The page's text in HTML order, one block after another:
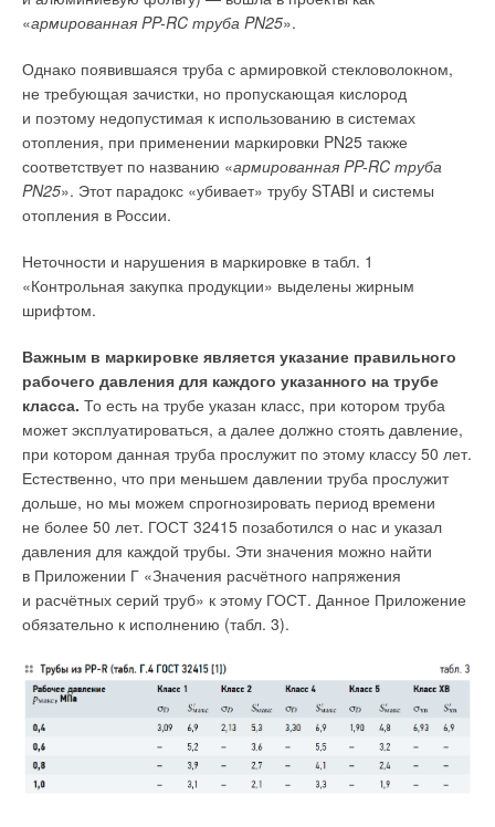
«армированная PP-RC труба PN25».
Однако появившаяся труба с армировкой стекловолокном,
не требующая зачистки, но пропускающая кислород
и поэтому недопустимая к использованию в системах
отопления, при применении маркировки PN25 также
соответствует по названию «армированная PP-RC труба
PN25». Этот парадокс «убивает» трубу STABI и системы
отопления в России.
Неточности и нарушения в маркировке в табл. 1
«Контрольная закупка продукции» выделены жирным
шрифтом.
Важным в маркировке является указание правильного
рабочего давления для каждого указанного на трубе
класса. То есть на трубе указан класс, при котором труба
может эксплуатироваться, а далее должно стоять давление,
при котором данная труба прослужит по этому классу 50 лет.
Естественно, что при меньшем давлении труба прослужит
дольше, но мы можем спрогнозировать период времени
не более 50 лет. ГОСТ 32415 позаботился о нас и указал
давления для каждой трубы. Эти значения можно найти
в Приложении Г «Значения расчётного напряжения
и расчётных серий труб» к этому ГОСТ. Данное Приложение
обязательно к исполнению (табл. 3).
Электромагнитные клапаны серии VDHT
Электромагнитные клапаны линейки VDHT (табл. 2)
используются в качестве секционных клапанов для
управления потоком воды в системах пожаротушения.
Клапаны электрически автоматизированы при включении/
сброса.
Сертификат Российского морского регистра
судоходства (РМРС)
Насосы и клапаны Danfoss по запросу могут быть
Клапаны избыточного давления серии VRH
Для поддержания заданного значения давления и отведения
избыточного объё- ма среды из системы концерн Danfoss
предлагает линейку клапанов избыточного давления серии
этот бачок можно налить 11 л воды, оставив сухими только
верхние 20 мм внутренних поверхностей стенок.
Расходные характеристики наиболее доступных автору
данной статьи спускных арматур определялись с учётом
требований п.п. 5.2, 5.6, 6.5, 13.2 и 13.3 ГОСТ 21485–2016
«Бачки смывные и арматура к ним. Общие технические
условия».
На рис. 1 приведены экспериментально полученные
объё- ма воды в бачке Vн до её полного слива из бачка для
двух спускных арматур, седла которых отличаются
геометрией. Штриховыми линиями обозначены кривые
ср =
Vз) при использовании спускной арматуры с как бы
классическим клапаном. Такой клапан уже длительно
применяется и совершенствуется. Он содержит